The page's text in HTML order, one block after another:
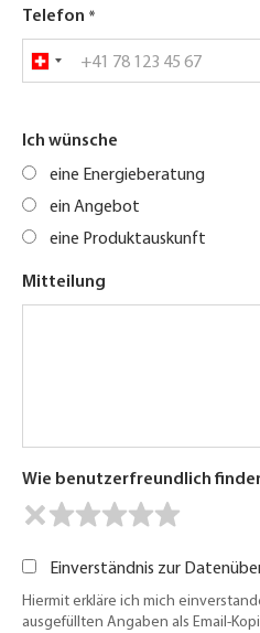
Telefon
Ich wünsche
eine Energieberatung
ein Angebot
eine Produktauskunft
Mitteilung
Wie benutzerfreundlich
Einverständnis zur
Hiermit erkläre ich mich
ausgefüllten Angaben als Email-